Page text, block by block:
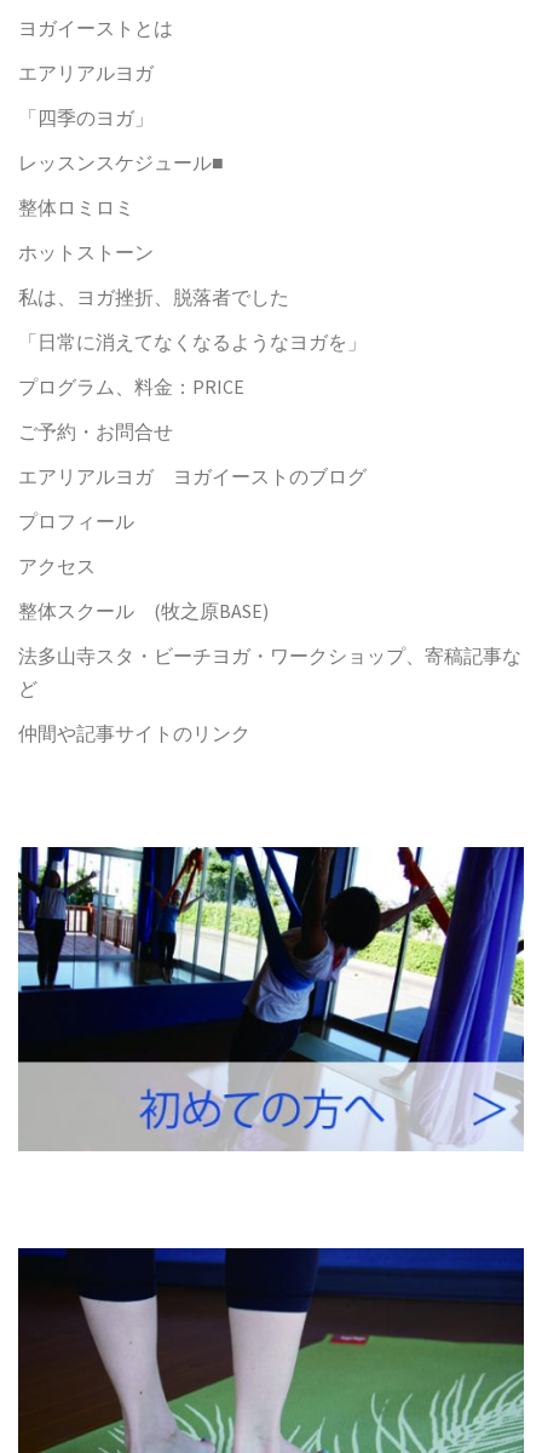
ヨガイーストとは
エアリアルヨガ
「四季のヨガ」
レッスンスケジュール■
整体ロミロミ
ホットストーン
私は、ヨガ挫折、脱落者でした
「日常に消えてなくなるようなヨガを」
プログラム、料金：PRICE
ご予約・お問合せ
エアリアルヨガ ヨガイーストのブログ
プロフィール
アクセス
整体スクール (牧之原BASE)
法多山寺スタ・ビーチヨガ・ワークショップ、寄稿記事な
ど
仲間や記事サイトのリンク